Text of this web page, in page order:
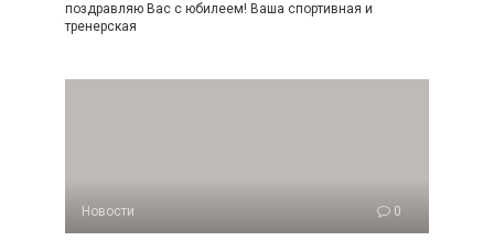
поздравляю Вас с юбилеем! Ваша спортивная и
тренерская
Новости 0